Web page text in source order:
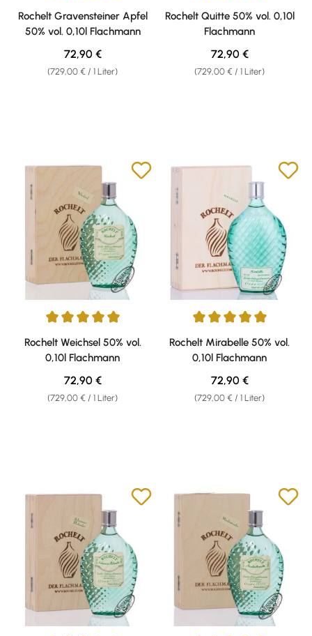
Durchschnittliche Bewertung von 5 von 5 Sternen
Rochelt Gravensteiner Apfel
50% vol. 0,10l Flachmann
(729,00 € / 1 Liter)
Regulärer Preis:
72,90 €
Durchschnittliche Bewertung
Rochelt Quitte 50% vol. 0,10l
Flachmann
(729,00 € / 1 Liter)
Regulärer Preis:
72,90 €
Durchschnittliche Bewertung von 5 von 5 Sternen
Rochelt Weichsel 50% vol.
0,10l Flachmann
(729,00 € / 1 Liter)
Regulärer Preis:
72,90 €
Durchschnittliche Bewertung
Rochelt Mirabelle 50% vol.
0,10l Flachmann
(729,00 € / 1 Liter)
Regulärer Preis:
72,90 €